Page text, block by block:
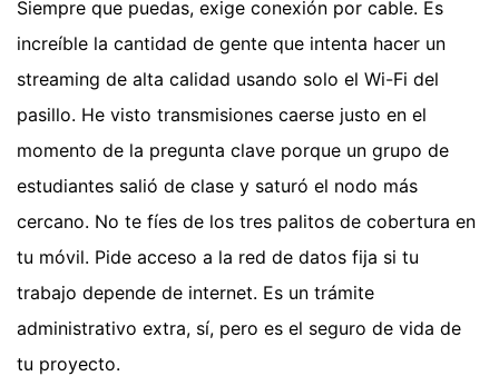
Siempre que puedas, exige conexión por cable. Es
increíble la cantidad de gente que intenta hacer un
streaming de alta calidad usando solo el Wi-Fi del
pasillo. He visto transmisiones caerse justo en el
momento de la pregunta clave porque un grupo de
estudiantes salió de clase y saturó el nodo más
cercano. No te fíes de los tres palitos de cobertura en
tu móvil. Pide acceso a la red de datos fija si tu
trabajo depende de internet. Es un trámite
administrativo extra, sí, pero es el seguro de vida de
tu proyecto.